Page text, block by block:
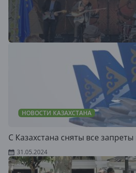
НОВОСТИ КАЗАХСТАНА
С Казахстана сняты все
31.05.2024